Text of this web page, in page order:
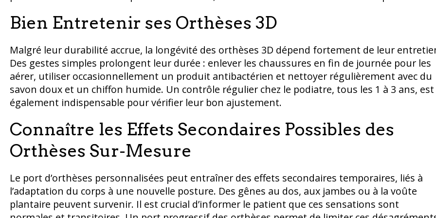
Bien Entretenir ses Orthèses 3D
Malgré leur durabilité accrue, la longévité des orthèses 3D dépend fortement de leur
Des gestes simples prolongent leur durée : enlever les chaussures en fin de journée pour les
aérer, utiliser occasionnellement un produit antibactérien et nettoyer régulièrement avec du
savon doux et un chiffon humide. Un contrôle régulier chez le podiatre, tous les 1 à 3 ans, est
également indispensable pour vérifier leur bon ajustement.
Connaître les Effets Secondaires Possibles des
Orthèses Sur-Mesure
Le port d’orthèses personnalisées peut entraîner des effets secondaires temporaires, liés à
l’adaptation du corps à une nouvelle posture. Des gênes au dos, aux jambes ou à la voûte
plantaire peuvent survenir. Il est crucial d’informer le patient que ces sensations sont